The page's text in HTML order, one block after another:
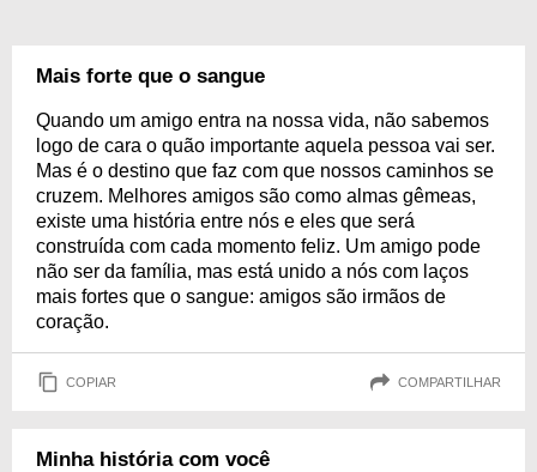
Mais forte que o sangue
Quando um amigo entra na nossa vida, não sabemos
logo de cara o quão importante aquela pessoa vai ser.
Mas é o destino que faz com que nossos caminhos se
cruzem. Melhores amigos são como almas gêmeas,
existe uma história entre nós e eles que será
construída com cada momento feliz. Um amigo pode
não ser da família, mas está unido a nós com laços
mais fortes que o sangue: amigos são irmãos de
coração.
COPIAR COMPARTILHAR
Minha história com você